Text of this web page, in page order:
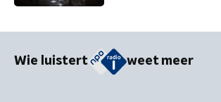
Wie luistert weet meer